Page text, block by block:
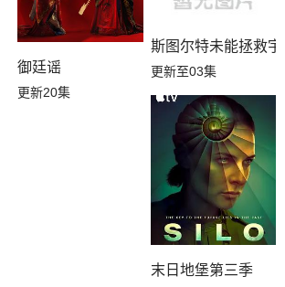
御廷谣
更新20集
斯图尔特未能拯救宇
更新至03集
末日地堡第三季